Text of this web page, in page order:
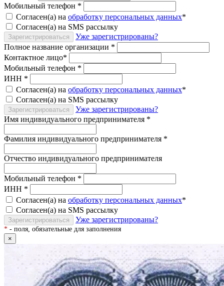
Мобильный телефон *
Согласен(а) на обработку персональных данных*
Согласен(а) на SMS рассылку
Зарегистрироваться
Уже зарегистрированы?
Полное название организации *
Контактное лицо*
Мобильный телефон *
ИНН *
Согласен(а) на обработку персональных данных*
Согласен(а) на SMS рассылку
Зарегистрироваться
Уже зарегистрированы?
Имя индивидуального предпринимателя *
Фамилия индивидуального предпринимателя *
Отчество индивидуального предпринимателя
Мобильный телефон *
ИНН *
Согласен(а) на обработку персональных данных*
Согласен(а) на SMS рассылку
Зарегистрироваться Уже зарегистрированы?
* - поля, обязательные для заполнения
×